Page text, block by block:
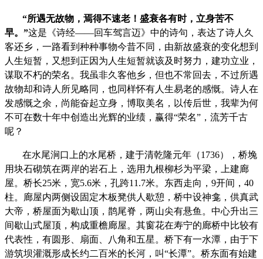
“所遇无故物，焉得不速老！盛衰各有时，立身苦不
早。 ”这是《诗经——回车驾言迈》中的诗句，表达了诗人久
客还乡，一路看到种种事物今昔不同，由新故盛衰的变化想到
人生短暂，又想到正因为人生短暂就该及时努力，建功立业，
谋取不朽的荣名。我虽非久客他乡，但也不常回去，不过所遇
故物却和诗人所见略同，也同样怀有人生易老的感慨。诗人在
发感慨之余，尚能奋起立身，博取美名，以传后世，我辈为何
不可在数十年中创造出光辉的业绩，赢得“荣名” ，流芳千古
呢？
在水尾涧口上的水尾桥，建于清乾隆元年（1736），桥堍
用块石砌筑在两岸的岩石上，选用九根柳杉为平梁，上建廊
屋。桥长25米，宽5.6米，孔跨11.7米。东西走向， 9开间， 40
柱。廊屋内两侧设固定木板凳供人歇憩，桥中设神龛，供真武
大帝，桥屋面为歇山顶，鹊尾脊，两山尖有悬鱼。中心升出三
间歇山式屋顶，构成重檐廊屋。其窗花在寿宁的廊桥中比较有
代表性，有圆形、扇面、八角和五星。桥下有一水潭，由于下
游筑坝灌溉形成长约二百米的长河，叫“长潭”。桥东面有始建